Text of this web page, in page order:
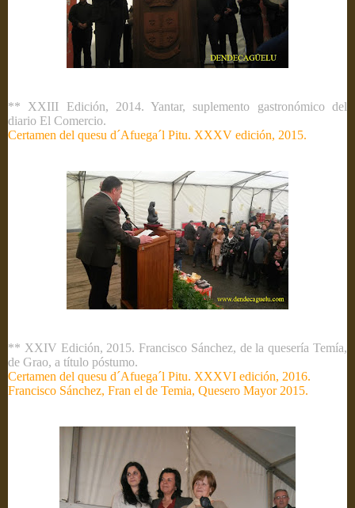
** XXIII Edición, 2014. Yantar, suplemento gastronómico del
diario El Comercio.
Certamen del quesu d´Afuega´l Pitu. XXXV edición, 2015.
** XXIV Edición, 2015. Francisco Sánchez, de la quesería Temía,
de Grao, a título póstumo.
Certamen del quesu d´Afuega´l Pitu. XXXVI edición, 2016.
Francisco Sánchez, Fran el de Temia, Quesero Mayor 2015.